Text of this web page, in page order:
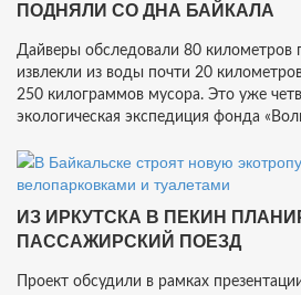
ПОДНЯЛИ СО ДНА БАЙКАЛА
Дайверы обследовали 80 километров
извлекли из воды почти 20
250 килограммов мусора. Это уже
экологическая экспедиция фонда
ИЗ ИРКУТСКА В ПЕКИН
ПАССАЖИРСКИЙ ПОЕЗД
Проект обсудили в рамках